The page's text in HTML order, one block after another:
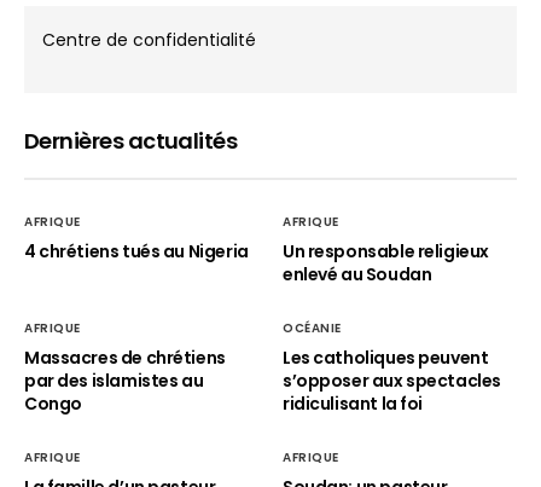
Centre de confidentialité
Dernières actualités
AFRIQUE
4 chrétiens tués au Nigeria
AFRIQUE
Un responsable religieux
enlevé au Soudan
AFRIQUE
Massacres de chrétiens
par des islamistes au
Congo
OCÉANIE
Les catholiques peuvent
s’opposer aux spectacles
ridiculisant la foi
AFRIQUE AFRIQUE